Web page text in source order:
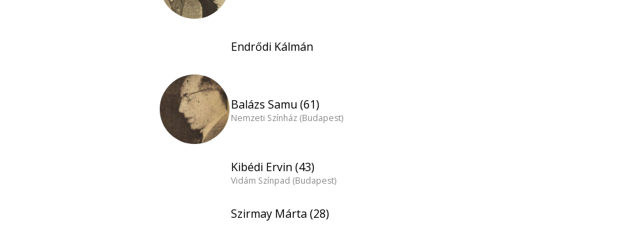
Endrődi Kálmán
Balázs Samu (61)
Nemzeti Színház (Budapest)
Kibédi Ervin (43)
Vidám Színpad (Budapest)
Szirmay Márta (28)